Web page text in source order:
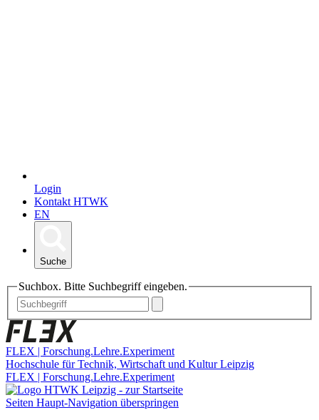
Login
Kontakt HTWK
EN
Suche
Suchbox. Bitte Suchbegriff eingeben.
FLEX | Forschung.Lehre.Experiment
Hochschule für Technik, Wirtschaft und Kultur Leipzig
FLEX | Forschung.Lehre.Experiment
Seiten Haupt-Navigation überspringen